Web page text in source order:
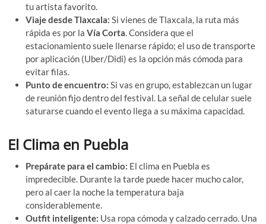
tu artista favorito.
Viaje desde Tlaxcala: Si vienes de Tlaxcala, la ruta más
rápida es por laVía Corta. Considera que el
estacionamiento suele llenarse rápido; el uso de transporte
por aplicación (Uber/Didi) es la opción más cómoda para
evitar filas.
Punto de encuentro: Si vas en grupo, establezcan un lugar
de reunión fijo dentro del festival. La señal de celular suele
saturarse cuando el evento llega a su máxima capacidad.
El Clima en Puebla
Prepárate para el cambio: El clima en Puebla es
impredecible. Durante la tarde puede hacer mucho calor,
pero al caer la noche la temperatura baja
considerablemente.
Outfit inteligente: Usa ropa cómoda y calzado cerrado. Una